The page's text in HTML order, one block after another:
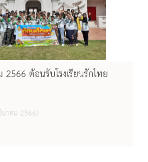
ต้อนรับโรงเรียนรักไทย
าคม 2566)